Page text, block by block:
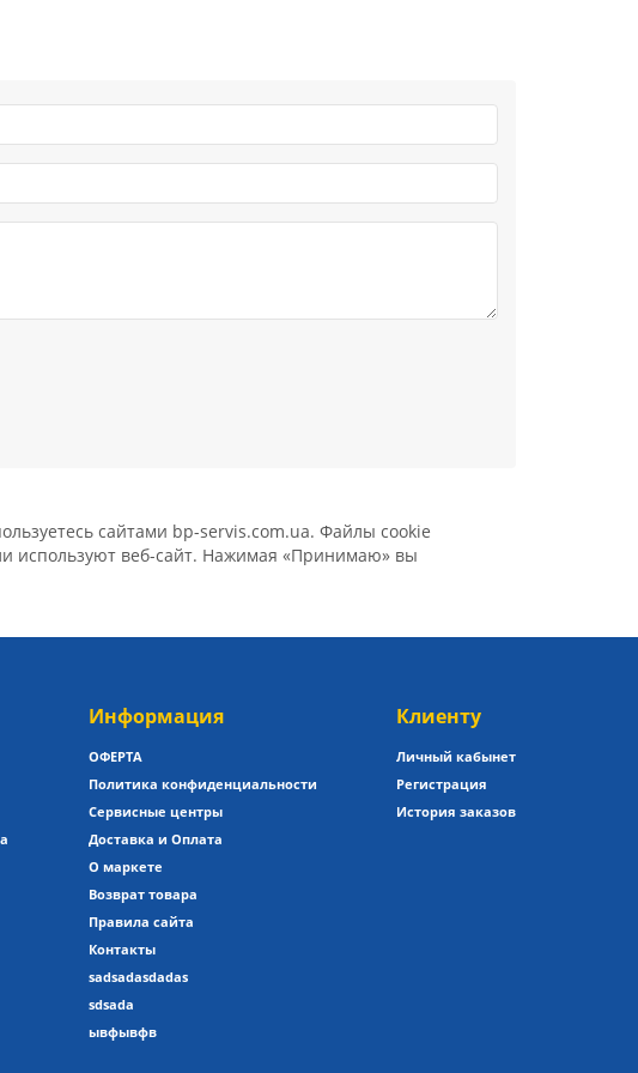
сайтами bp-servis.com.ua. Файлы cookie
используют веб-сайт. Нажимая «Принимаю» вы
Информация
ОФЕРТА
Политика конфиденциальности
Сервисные центры
Доставка и Оплата
О маркете
Возврат товара
Правила сайта
Контакты
sadsadasdadas
sdsada
ывфывфв
Клиенту
Личный кабынет
Регистрация
История заказов